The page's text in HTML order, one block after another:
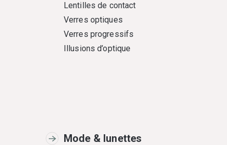
Lentilles de contact
Verres optiques
Verres progressifs
Illusions d’optique
Mode & lunettes